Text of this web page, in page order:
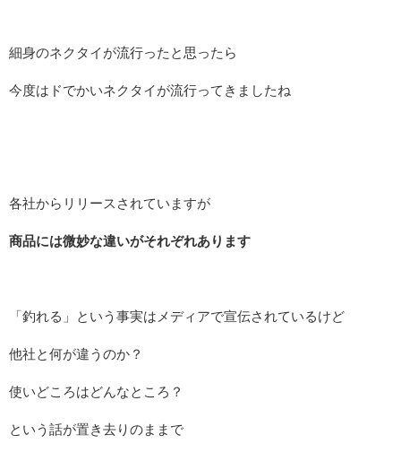
細身のネクタイが流行ったと思ったら
今度はドでかいネクタイが流行ってきましたね
各社からリリースされていますが
商品には微妙な違いがそれぞれあります
「釣れる」という事実はメディアで宣伝されているけど
他社と何が違うのか？
使いどころはどんなところ？
という話が置き去りのままで